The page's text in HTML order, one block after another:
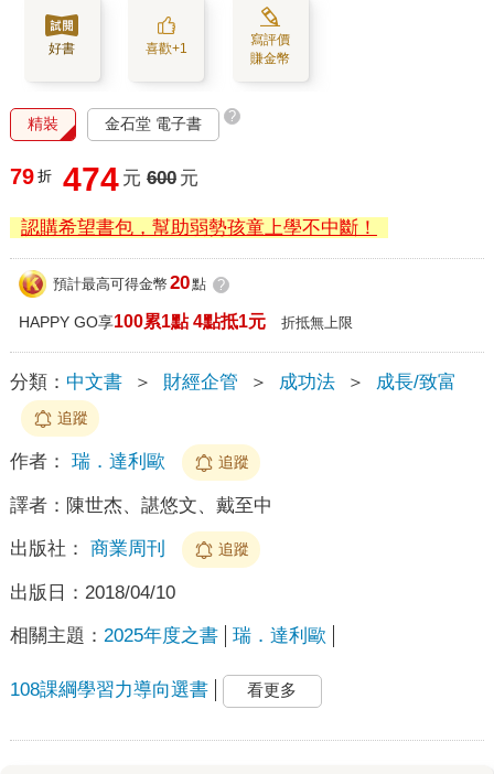
好書 喜歡+1
寫評價
賺金幣
精裝 金石堂 電子書 ?
79 折 474 元 600 元
認購希望書包，幫助弱勢孩童上學不中斷！
預計最高可得金幣 20點 ?
HAPPY GO享100累1點 4點抵1元 折抵無上限
分類： 中文書 ＞ 財經企管 ＞ 成功法 ＞ 成長/致富
追蹤
作者： 瑞．達利歐 追蹤
譯者： 陳世杰、諶悠文、戴至中
出版社： 商業周刊 追蹤
出版日： 2018/04/10
相關主題： 2025年度之書 瑞．達利歐
108課綱學習力導向選書 看更多